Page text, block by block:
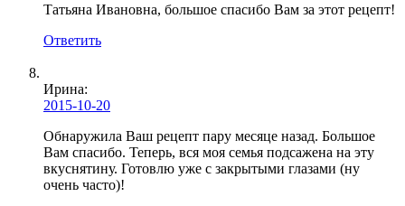
Татьяна Ивановна, большое спасибо Вам за этот рецепт!
Ответить
Ирина:
2015-10-20
Обнаружила Ваш рецепт пару месяце назад. Большое
Вам спасибо. Теперь, вся моя семья подсажена на эту
вкуснятину. Готовлю уже с закрытыми глазами (ну
очень часто)!